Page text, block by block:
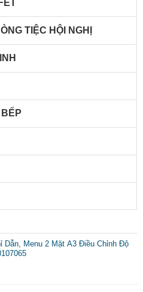
TIỆC HỘI NGHỊ
Dẫn, Menu 2 Mặt A3 Điều Chỉnh Độ